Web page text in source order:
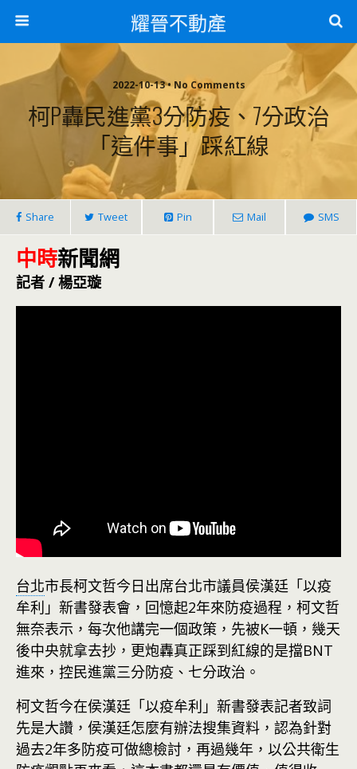
耀晉不動產
2022-10-13 • No Comments
柯P轟民進黨3分防疫、7分政治
「這件事」踩紅線
Share Tweet Pin Mail SMS
中時新聞網
記者 / 楊亞璇
台北市長柯文哲今日出席台北市議員侯漢廷「以疫
牟利」新書發表會，回憶起2年來防疫過程，柯文哲
無奈表示，每次他講完一個政策，先被K一頓，幾天
後中央就拿去抄，更炮轟真正踩到紅線的是擋BNT
進來，控民進黨三分防疫、七分政治。
柯文哲今在侯漢廷「以疫牟利」新書發表記者致詞
先是大讚，侯漢廷怎麼有辦法搜集資料，認為針對
過去2年多防疫可做總檢討，再過幾年，以公共衛生